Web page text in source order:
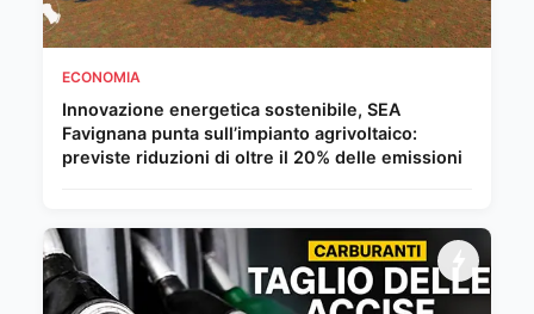
ECONOMIA
Innovazione energetica sostenibile, SEA
Favignana punta sull’impianto agrivoltaico:
previste riduzioni di oltre il 20% delle emissioni